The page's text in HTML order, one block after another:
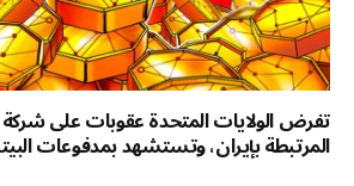
المرتبطة بإيران، وتستشهد بمدفوعات